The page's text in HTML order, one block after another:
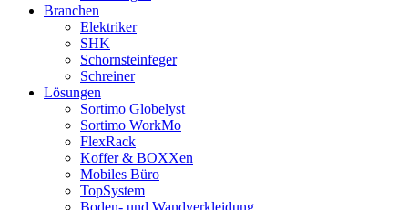
Branchen
Elektriker
SHK
Schornsteinfeger
Schreiner
Lösungen
Sortimo Globelyst
Sortimo WorkMo
FlexRack
Koffer & BOXXen
Mobiles Büro
TopSystem